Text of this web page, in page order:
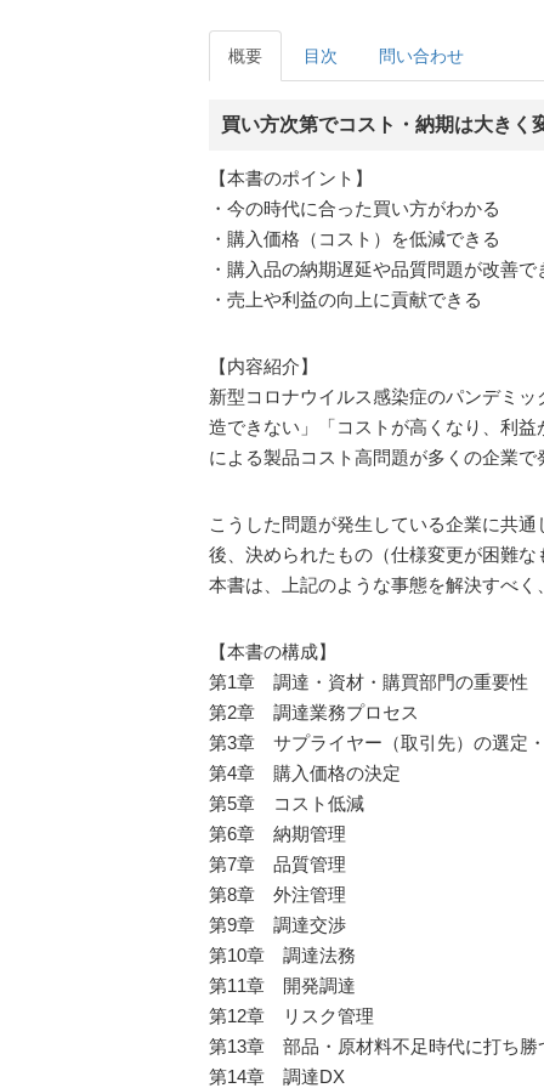
概要 目次 問い合わせ
買い方次第でコスト・納期は大きく
【本書のポイント】
・今の時代に合った買い方がわかる
・購入価格（コスト）を低減できる
・購入品の納期遅延や品質問題が改善で
・売上や利益の向上に貢献できる
【内容紹介】
新型コロナウイルス感染症のパンデミ
造できない」「コストが高くなり、利
による製品コスト高問題が多くの企業で
こうした問題が発生している企業に共
後、決められたもの（仕様変更が困難
本書は、上記のような事態を解決すべ
【本書の構成】
第1章 調達・資材・購買部門の重要性
第2章 調達業務プロセス
第3章 サプライヤー（取引先）の選定
第4章 購入価格の決定
第5章 コスト低減
第6章 納期管理
第7章 品質管理
第8章 外注管理
第9章 調達交渉
第10章 調達法務
第11章 開発調達
第12章 リスク管理
第13章 部品・原材料不足時代に打ち勝
第14章 調達DX